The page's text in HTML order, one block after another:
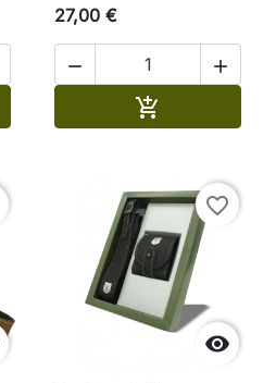
27,00 €
 


favorite_border